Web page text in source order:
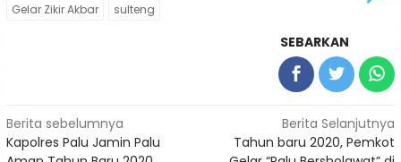
Gelar Zikir Akbar sulteng
SEBARKAN
Navigasi
pos
Berita sebelumnya
Kapolres Palu Jamin Palu
Berita Selanjutnya
Tahun baru 2020, Pemkot